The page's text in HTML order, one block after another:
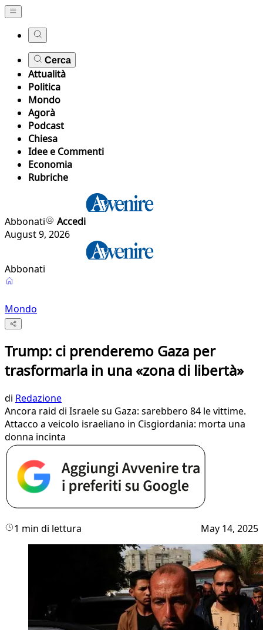
Cerca
Attualità
Politica
Mondo
Agorà
Podcast
Chiesa
Idee e Commenti
Economia
Rubriche
Abbonati
Accedi
August 9, 2026
Abbonati
Mondo
Trump: ci prenderemo Gaza per
trasformarla in una «zona di libertà»
di Redazione
Ancora raid di Israele su Gaza: sarebbero 84 le vittime.
Attacco a veicolo israeliano in Cisgiordania: morta una
donna incinta
1 min di lettura May 14, 2025